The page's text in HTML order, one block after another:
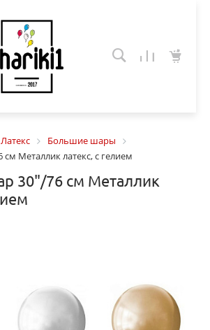
Латекс
Большие шары
Металлик латекс, с гелием
30"/76 см Металлик